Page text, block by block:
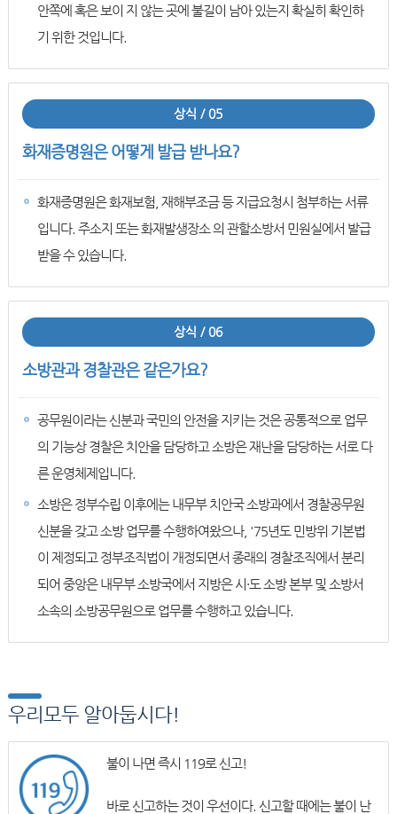
안쪽에 혹은 보이 지 않는 곳에 불길이 남아 있는지 확실히 확인하
기 위한 것입니다.
상식 / 05
화재증명원은 어떻게 발급 받나요?
화재증명원은 화재보험, 재해부조금 등 지급요청시 첨부하는 서류
입니다. 주소지 또는 화재발생장소 의 관할소방서 민원실에서 발급
받을 수 있습니다.
상식 / 06
소방관과 경찰관은 같은가요?
공무원이라는 신분과 국민의 안전을 지키는 것은 공통적으로 업무
의 기능상 경찰은 치안을 담당하고 소방은 재난을 담당하는 서로 다
른 운영체제입니다.
소방은 정부수립 이후에는 내무부 치안국 소방과에서 경찰공무원
신분을 갖고 소방 업무를 수행하여왔으나, '75년도 민방위 기본법
이 제정되고 정부조직법이 개정되면서 종래의 경찰조직에서 분리
되어 중앙은 내무부 소방국에서 지방은 시·도 소방 본부 및 소방서
소속의 소방공무원으로 업무를 수행하고 있습니다.
우리모두 알아둡시다!
불이 나면 즉시 119로 신고!
바로 신고하는 것이 우선이다. 신고할 때에는 불이 난